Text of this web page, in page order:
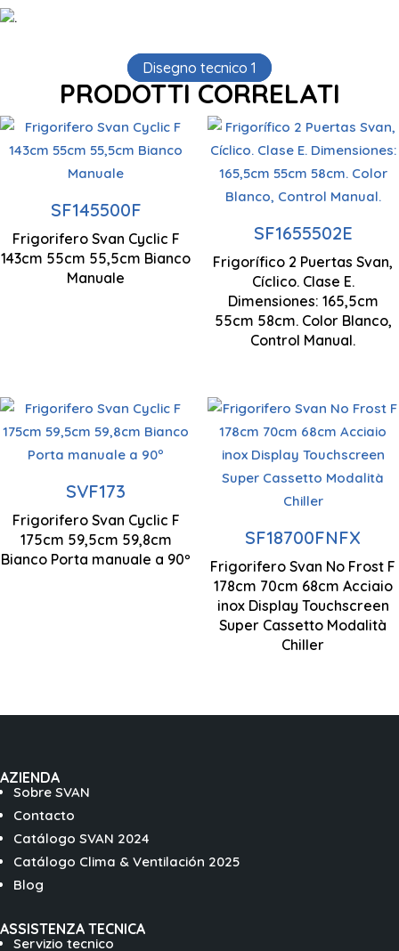
.
Disegno tecnico 1
PRODOTTI CORRELATI
SF145500F
Frigorifero Svan Cyclic F
143cm 55cm 55,5cm Bianco
Manuale
Tecnologia
ciclica
Controllo
manuale
Illuminazione a
LED
Porta/e a
ingombro zero
SF1655502E
Frigorífico 2 Puertas Svan,
Cíclico. Clase E.
Dimensiones: 165,5cm
55cm 58cm. Color Blanco,
Control Manual.
Tecnologia
ciclica
Controllo
manuale
Illuminazione a
LED
SVF173
Frigorifero Svan Cyclic F
175cm 59,5cm 59,8cm
Bianco Porta manuale a 90º
1750 x 595 x 598
mm
SF18700FNFX
Frigorifero Svan No Frost F
178cm 70cm 68cm Acciaio
inox Display Touchscreen
Super Cassetto Modalità
Chiller
Tecnologia No
Frost
flusso d'aria
multiplo
Display tattile a
LED di controllo
AZIENDA
Sobre SVAN
Contacto
Catálogo SVAN 2024
Catálogo Clima & Ventilación 2025
Blog
ASSISTENZA TECNICA
Servizio tecnico